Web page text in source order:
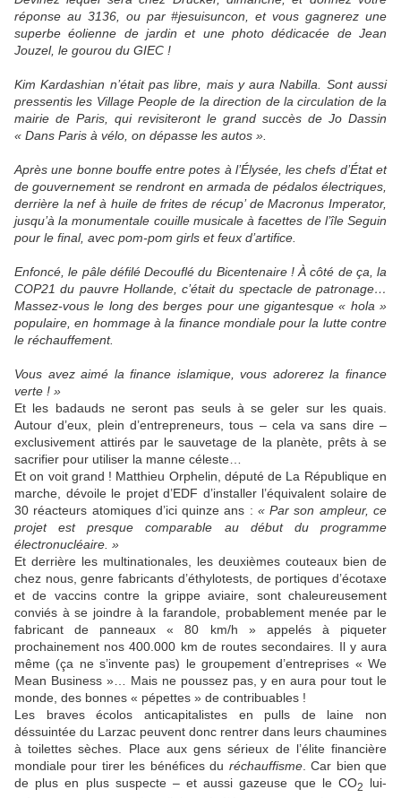
réponse au 3136, ou par #jesuisuncon, et vous gagnerez une
superbe éolienne de jardin et une photo dédicacée de Jean
Jouzel, le gourou du GIEC !
Kim Kardashian n’était pas libre, mais y aura Nabilla. Sont aussi
pressentis les Village People de la direction de la circulation de la
mairie de Paris, qui revisiteront le grand succès de Jo Dassin
« Dans Paris à vélo, on dépasse les autos ».
Après une bonne bouffe entre potes à l’Élysée, les chefs d’État et
de gouvernement se rendront en armada de pédalos électriques,
derrière la nef à huile de frites de récup’ de Macronus Imperator,
jusqu’à la monumentale couille musicale à facettes de l’île Seguin
pour le final, avec pom-pom girls et feux d’artifice.
Enfoncé, le pâle défilé Decouflé du Bicentenaire ! À côté de ça, la
COP21 du pauvre Hollande, c’était du spectacle de patronage…
Massez-vous le long des berges pour une gigantesque « hola »
populaire, en hommage à la finance mondiale pour la lutte contre
le réchauffement.
Vous avez aimé la finance islamique, vous adorerez la finance
verte ! »
Et les badauds ne seront pas seuls à se geler sur les quais.
Autour d’eux, plein d’entrepreneurs, tous – cela va sans dire –
exclusivement attirés par le sauvetage de la planète, prêts à se
sacrifier pour utiliser la manne céleste…
Et on voit grand ! Matthieu Orphelin, député de La République en
marche, dévoile le projet d’EDF d’installer l’équivalent solaire de
30 réacteurs atomiques d’ici quinze ans : « Par son ampleur, ce
projet est presque comparable au début du programme
électronucléaire. »
Et derrière les multinationales, les deuxièmes couteaux bien de
chez nous, genre fabricants d’éthylotests, de portiques d’écotaxe
et de vaccins contre la grippe aviaire, sont chaleureusement
conviés à se joindre à la farandole, probablement menée par le
fabricant de panneaux « 80 km/h » appelés à piqueter
prochainement nos 400.000 km de routes secondaires. Il y aura
même (ça ne s’invente pas) le groupement d’entreprises « We
Mean Business »… Mais ne poussez pas, y en aura pour tout le
monde, des bonnes « pépettes » de contribuables !
Les braves écolos anticapitalistes en pulls de laine non
déssuintée du Larzac peuvent donc rentrer dans leurs chaumines
à toilettes sèches. Place aux gens sérieux de l’élite financière
mondiale pour tirer les bénéfices du réchauffisme. Car bien que
de plus en plus suspecte – et aussi gazeuse que le CO2
lui-